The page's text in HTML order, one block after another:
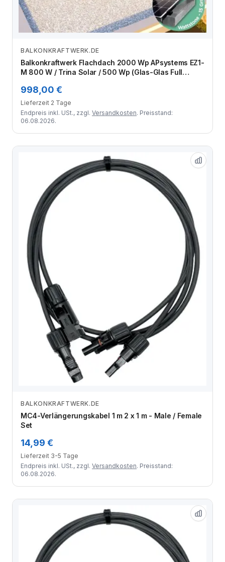
Zum Angebot
BALKONKRAFTWERK.DE
Balkonkraftwerk Flachdach 2000 Wp APsystems EZ1-
M 800 W / Trina Solar / 500 Wp (Glas-Glas Full
quer / 4 Module
998,00 €
Lieferzeit 2 Tage
Endpreis inkl. USt., zzgl. Versandkosten. Preisstand:
06.08.2026.
Zum Angebot
BALKONKRAFTWERK.DE
MC4-Verlängerungskabel 1 m 2 x 1 m - Male / Female
Set
14,99 €
Lieferzeit 3-5 Tage
Endpreis inkl. USt., zzgl. Versandkosten. Preisstand:
06.08.2026.